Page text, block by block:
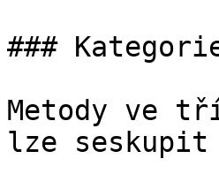
###
Metody ve
lze